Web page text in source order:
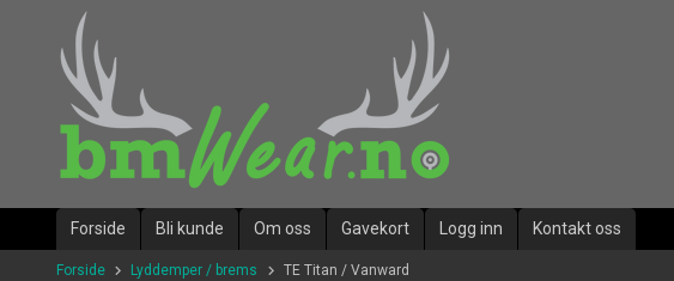
innholdet
Forside Bli kunde Om oss Gavekort Logg inn Kontakt oss
Forside Lyddemper / brems TE Titan / Vanward